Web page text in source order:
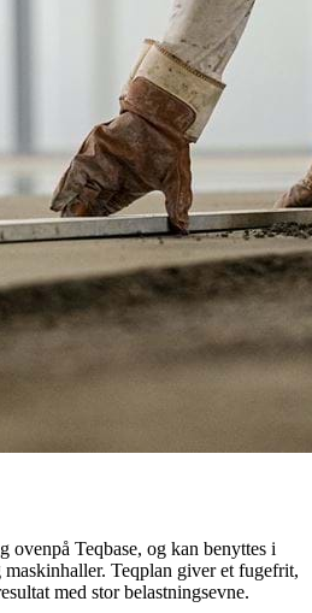
ovenpå Teqbase, og kan benyttes i
Teqplan giver et fugefrit,
med stor belastningsevne.